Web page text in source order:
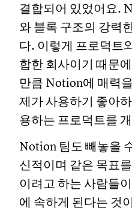
결합되어 있었어요.
와 블록 구조의 강력
다. 이렇게 프로덕트
합한 회사이기 때문
만큼 Notion에 매력
제가 사용하기 좋아
용하는 프로덕트를
Notion 팀도 빼놓을
신적이며 같은 목표
이려고 하는 사람들
에 속하게 된다는 것